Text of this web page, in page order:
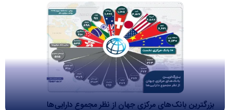
بزرگترین بانک‌های مرکزی جهان از نظر مجموع دارایی‌ها